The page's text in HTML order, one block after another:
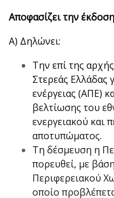
Αποφασίζει την
Α) Δηλώνει:
Την επί της
Στερεάς Ελλάδας
ενέργειας (ΑΠΕ)
βελτίωσης του
ενεργειακού και
αποτυπώματος.
Tη δέσμευση η
πορευθεί, με
Περιφερειακού
οποίο